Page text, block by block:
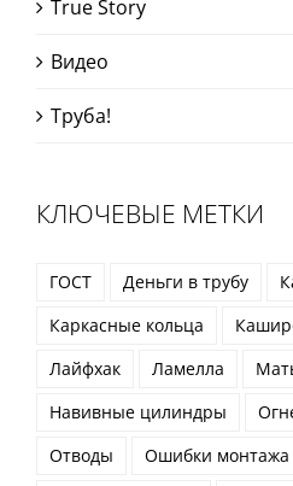
True Story
Видео
Труба!
КЛЮЧЕВЫЕ МЕТКИ
ГОСТ Деньги в трубу
Каркасные кольца
Лайфхак
Ламелла
Навивные цилиндры
Отводы
Ошибки монтажа